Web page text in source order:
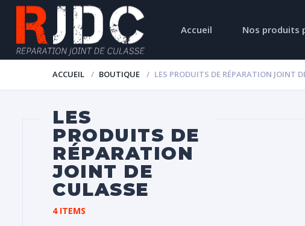
Accueil Nos produits
ACCUEIL BOUTIQUE LES PRODUITS DE RÉPARATION JOINT
LES
PRODUITS DE
RÉPARATION
JOINT DE
CULASSE
4 ITEMS